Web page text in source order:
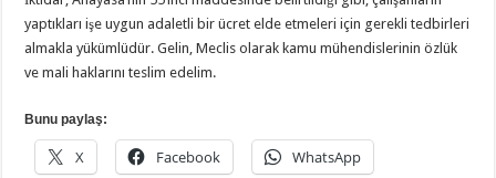
yaptıkları işe uygun adaletli bir ücret elde etmeleri için gerekli tedbirleri
almakla yükümlüdür. Gelin, Meclis olarak kamu mühendislerinin özlük
ve mali haklarını teslim edelim.
Bunu paylaş:
X Facebook WhatsApp